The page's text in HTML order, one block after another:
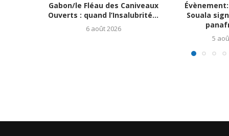
Gabon/le Fléau des Caniveaux
Ouverts : quand l’Insalubrité...
6 août 2026
Souala
5